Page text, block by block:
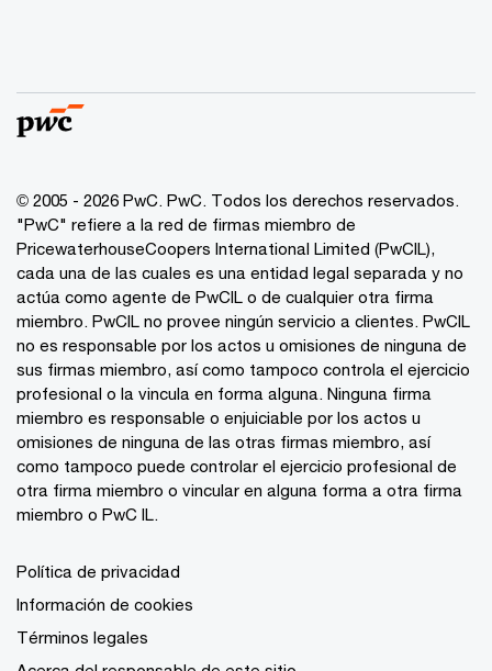
© 2005 - 2026 PwC. PwC. Todos los derechos reservados.
"PwC" refiere a la red de firmas miembro de
PricewaterhouseCoopers International Limited (PwCIL),
cada una de las cuales es una entidad legal separada y no
actúa como agente de PwCIL o de cualquier otra firma
miembro. PwCIL no provee ningún servicio a clientes. PwCIL
no es responsable por los actos u omisiones de ninguna de
sus firmas miembro, así como tampoco controla el ejercicio
profesional o la vincula en forma alguna. Ninguna firma
miembro es responsable o enjuiciable por los actos u
omisiones de ninguna de las otras firmas miembro, así
como tampoco puede controlar el ejercicio profesional de
otra firma miembro o vincular en alguna forma a otra firma
miembro o PwC IL.
Política de privacidad
Información de cookies
Términos legales